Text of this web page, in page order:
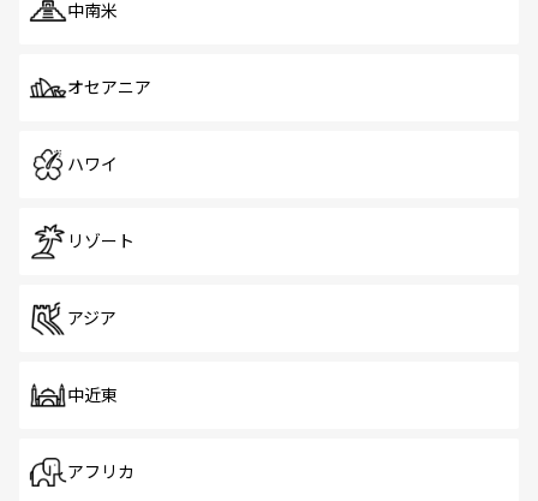
中南米
オセアニア
ハワイ
リゾート
アジア
中近東
アフリカ